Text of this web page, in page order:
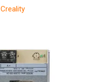
Creality